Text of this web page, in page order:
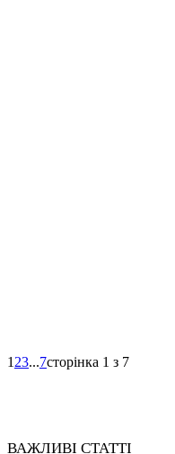
1 23...7сторінка 1 з 7
ВАЖЛИВІ СТАТТІ